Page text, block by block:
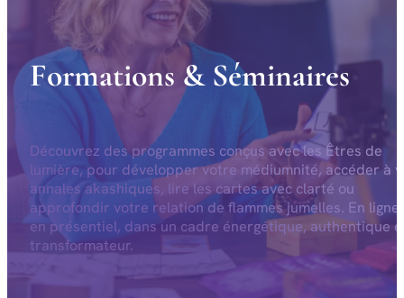
Formations & Séminaires
Découvrez des programmes conçus avec les Êtres de
lumière, pour développer votre médiumnité, accéder à
annales akashiques, lire les cartes avec clarté ou
approfondir votre relation de flammes jumelles. En ligne
en présentiel, dans un cadre énergétique, authentique
transformateur.